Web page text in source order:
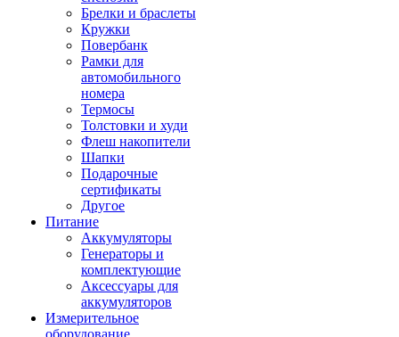
Брелки и браслеты
Кружки
Повербанк
Рамки для
автомобильного
номера
Термосы
Толстовки и худи
Флеш накопители
Шапки
Подарочные
сертификаты
Другое
Питание
Аккумуляторы
Генераторы и
комплектующие
Аксессуары для
аккумуляторов
Измерительное
оборудование